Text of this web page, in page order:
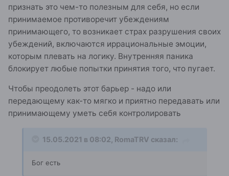
признать это чем-то полезным для себя, но если
принимаемое противоречит убеждениям
принимающего, то возникает страх разрушения своих
убеждений, включаются иррациональные эмоции,
которым плевать на логику. Внутренняя паника
блокирует любые попытки принятия того, что пугает.
Чтобы преодолеть этот барьер - надо или
передающему как-то мягко и приятно передавать или
принимающему уметь себя контролировать
15.05.2021 в 08:02, RomaTRV сказал:
Бог есть